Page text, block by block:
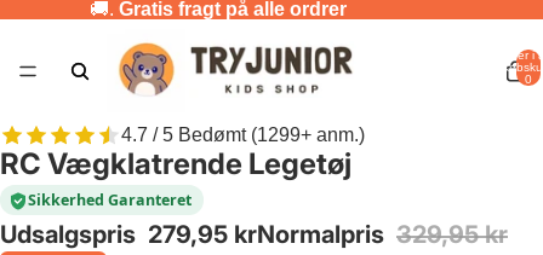
🚚. Gratis fragt på alle ordrer
Varer i
0
4.7 / 5 Bedømt (1299+ anm.)
RC Vægklatrende Legetøj
Sikkerhed Garanteret
Udsalgspris 279,95 krNormalpris 329,95 kr